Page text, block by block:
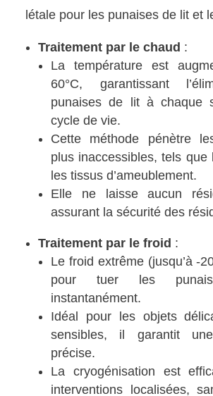
létale pour les punaises de lit et
Traitement par le chaud :
La température est
60°C, garantissant
punaises de lit à chaque
cycle de vie.
Cette méthode pénètre
plus inaccessibles, tels que
les tissus d’ameublement.
Elle ne laisse aucun
assurant la sécurité des
Traitement par le froid :
Le froid extrême (jusqu’à -
pour tuer les
instantanément.
Idéal pour les objets
sensibles, il garantit
précise.
La cryogénisation est
interventions localisées,